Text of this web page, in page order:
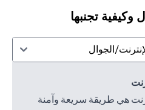
وكيفية تجنبها
الجوال
هي طريقة سريعة وآمنة